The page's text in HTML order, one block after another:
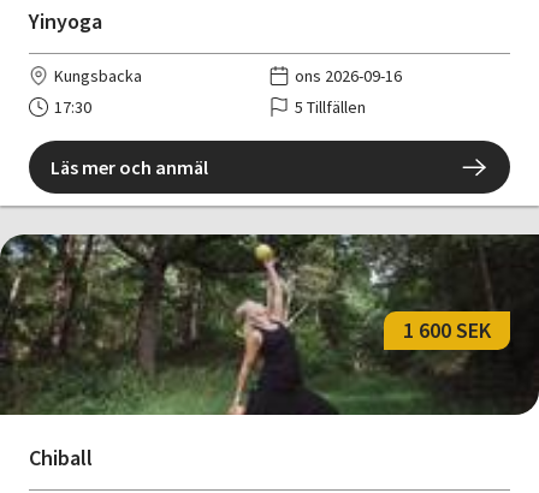
Yinyoga
Kungsbacka
ons 2026-09-16
17:30
5 Tillfällen
Läs mer och anmäl
Chiball
1 600 SEK